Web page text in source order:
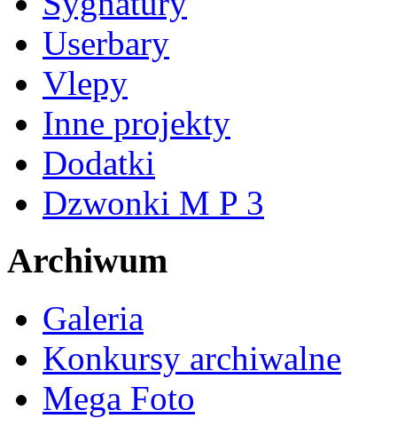
Userbary
Vlepy
Inne projekty
Dodatki
Dzwonki M P 3
Archiwum
Galeria
Konkursy archiwalne
Mega Foto